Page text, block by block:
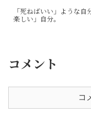
「死ねばいい」ような
楽しい」自分。
コメント
コ